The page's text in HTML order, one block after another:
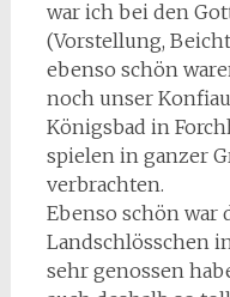
war ich bei den
(Vorstellung,
ebenso schön
noch unser
Königsbad in
spielen in ganzer
verbrachten.
Ebenso schön war
Landschlösschen
sehr genossen